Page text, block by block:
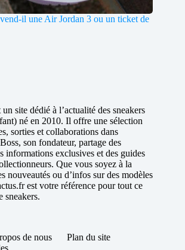
il une Air Jordan 3 ou un ticket de
un site dédié à l’actualité des sneakers
né en 2010. Il offre une sélection
sorties et collaborations dans
son fondateur, partage des
informations exclusives et des guides
Que vous soyez à la
nouveautés ou d’infos sur des modèles
est votre référence pour tout ce
sneakers.
de nous
Plan du site